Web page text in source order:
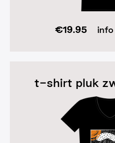
€19.95 info
t-shirt pluk